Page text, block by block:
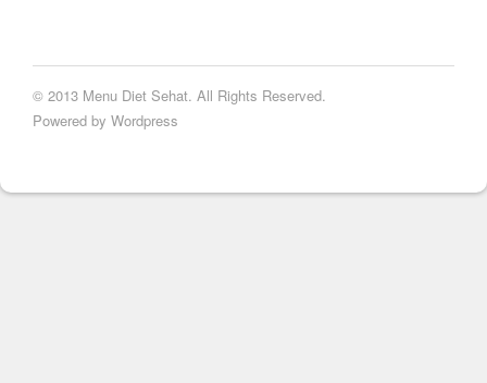
© 2013 Menu Diet Sehat. All Rights Reserved.
Powered by Wordpress